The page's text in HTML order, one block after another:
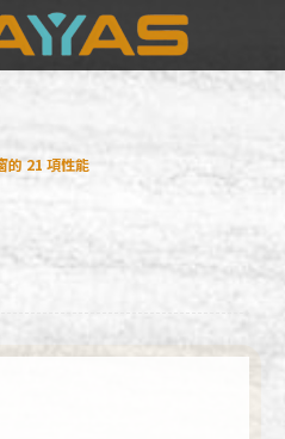
的 21 項性能